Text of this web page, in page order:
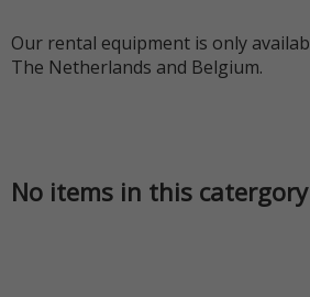
Our rental equipment is only
The Netherlands and Belgium.
No items in this catergory